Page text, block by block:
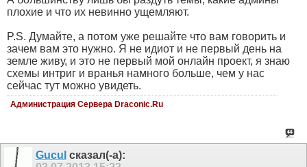
плохие и что их невинно ущемляют.
P.S. Думайте, а потом уже решайте что вам говорить и
зачем вам это нужно. Я не идиот и не первый день на
земле живу, и это не первый мой онлайн проект, я знаю
схемы интриг и вранья намного больше, чем у нас
сейчас тут можно увидеть.
Администрация Сервера Draconic.Ru
Gucul сказал(-а):